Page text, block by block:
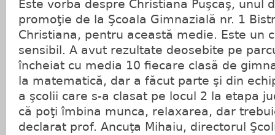
Este vorba despre Christiana Puşcaş, unul
promoţie de la Şcoala Gimnazială nr. 1
Christiana, pentru această medie. Este un
sensibil. A avut rezultate deosebite pe
încheiat cu media 10 fiecare clasă de
la matematică, dar a făcut parte şi din
a şcolii care s-a clasat pe locul 2 la etapa
că poţi îmbina munca, relaxarea, dar
declarat prof. Ancuţa Mihaiu, directorul